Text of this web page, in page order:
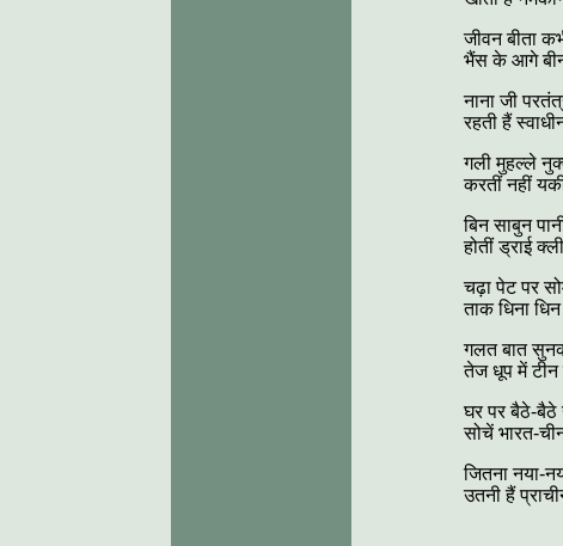
जीवन बीता
भैंस के आगे बीन
नाना जी
रहती हैं
गली मुहल्ले
करतीं नहीं
बिन साबुन
होतीं ड्राई
चढ़ा पेट पर
ताक धिना धिन
गलत बात
तेज धूप में टीन
घर पर बैठे-बैठे
सोचें भारत-
जितना नया-
उतनी हैं